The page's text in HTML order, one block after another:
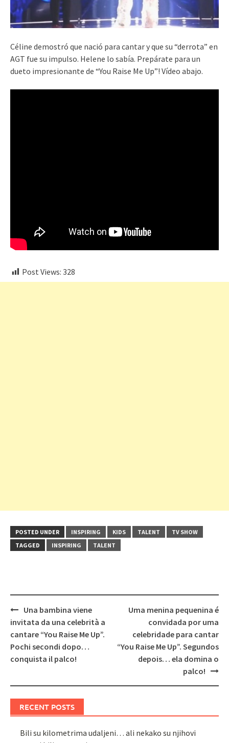
Céline demostró que nació para cantar y que su “derrota” en
AGT fue su impulso. Helene lo sabía. Prepárate para un
dueto impresionante de “You Raise Me Up”! Vídeo abajo.
Post Views: 328
POSTED UNDER INSPIRING KIDS TALENT
TV SHOW
TAGGED
INSPIRING TALENT
Post
navigation
Una bambina viene
invitata da una celebrità a
cantare “You Raise Me Up”.
Pochi secondi dopo…
conquista il palco!
Uma menina pequenina é
convidada por uma
celebridade para cantar
“You Raise Me Up”. Segundos
depois… ela domina o
palco!
RECENT POSTS
Bili su kilometrima udaljeni… ali nekako su njihovi